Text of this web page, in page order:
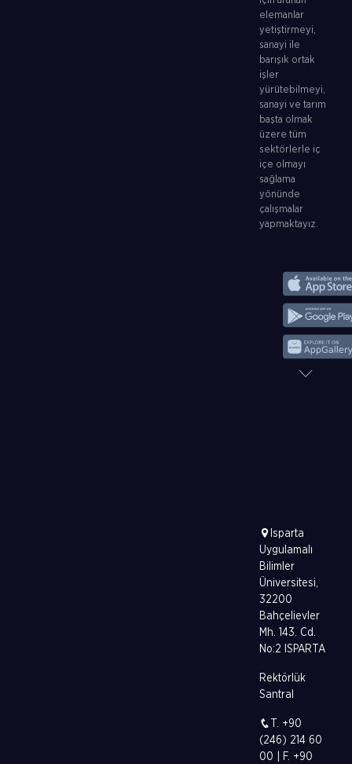
elemanlar
yetiştirmeyi,
sanayi ile
barışık ortak
işler
yürütebilmeyi,
sanayi ve tarım
başta olmak
üzere tüm
sektörlerle iç
içe olmayı
sağlama
yönünde
çalışmalar
yapmaktayız.
Isparta
Uygulamalı
Bilimler
Üniversitesi,
32200
Bahçelievler
Mh. 143. Cd.
No:2 ISPARTA
Rektörlük
Santral
T. +90
(246) 214 60
00 | F. +90